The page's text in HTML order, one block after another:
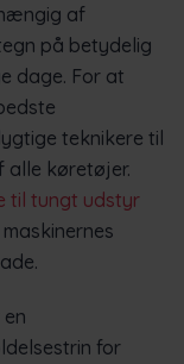
af
på betydelig
dage. For at
teknikere til
alle køretøjer.
til tungt udstyr
for